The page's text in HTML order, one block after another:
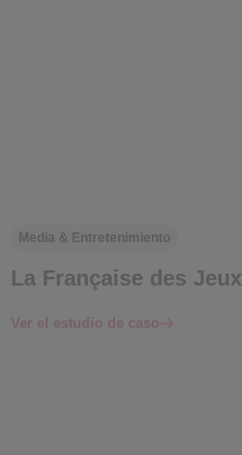
Media & Entretenimiento
La Française des Jeux
Ver el estudio de caso